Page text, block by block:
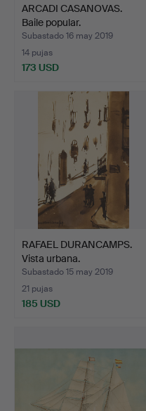
ARCADI CASANOVAS.
Baile popular.
Subastado 16 may 2019
14 pujas
173 USD
RAFAEL DURANCAMPS.
Vista urbana.
Subastado 15 may 2019
21 pujas
185 USD